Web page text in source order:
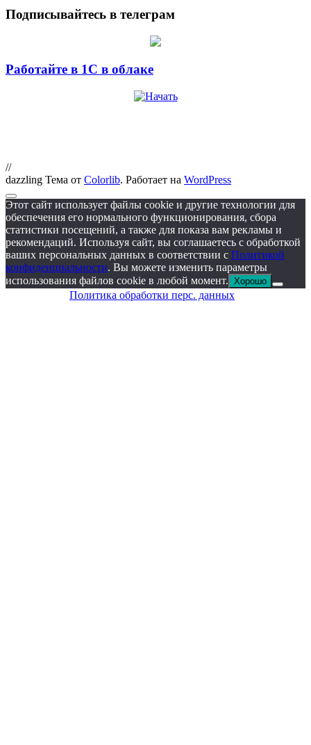
Подписывайтесь в телеграм
Работайте в 1С в облаке
//
dazzling Тема от Colorlib. Работает на WordPress
Этот сайт использует файлы cookie и другие технологии для
обеспечения его нормального функционирования, сбора
статистики посещений, а также для показа вам рекламы и
рекомендаций. Используя сайт, вы соглашаетесь с обработкой
ваших персональных данных в соответствии с Политикой
конфиденциальности. Вы можете изменить параметры
использования файлов cookie в любой момент. Хорошо
Политика обработки перс. данных